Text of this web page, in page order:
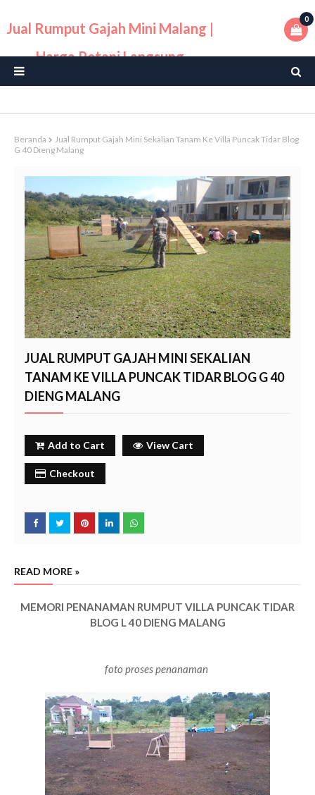
Jual Rumput Gajah Mini Malang |
Harga Petani Langsung
0
Beranda
Jual Rumput Gajah Mini Sekalian Tanam Ke Villa Puncak Tidar Blog
G 40 Dieng Malang
JUAL RUMPUT GAJAH MINI SEKALIAN
TANAM KE VILLA PUNCAK TIDAR BLOG G 40
DIENG MALANG
Add to Cart View Cart
Checkout
READ MORE »
MEMORI PENANAMAN RUMPUT VILLA PUNCAK TIDAR
BLOG L 40 DIENG MALANG
foto proses penanaman